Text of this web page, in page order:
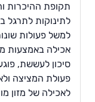
תקופת ההיכרות
לתינוקות לתרגל
למשל פעולות
אכילה באמצעות
סיכון לעששת,
פעולת המציצה
לאכילה של מזון